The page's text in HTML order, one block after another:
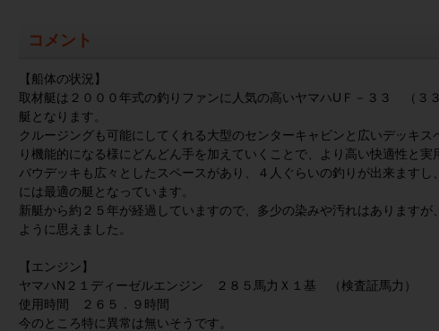
コメント
【船体の状況】
取材艇は２０００年式の釣りファンに人気の高いヤマハUＦ－３３ （３
艇となります。
クルージングも可能にしてくれる大型のセンターキャビンと広いデッキ
り機能的になる様にどんどん手を加えていくことで、より高い快適性と実
バウデッキも広々としたスペースがあり、４人ぐらいの釣りが出来ます
には最適の艇となっています。
新艇から約２５年が経過していますので、多少の染みや汚れはあります
ように思えました。
【エンジン】
ヤマハN２１ディーゼルエンジン ２８５馬力Ｘ１基 （検査証馬力）
使用時間 ２６５．９時間
今のところ特に異常は無いそうです。